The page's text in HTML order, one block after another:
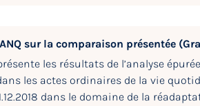
sur la comparaison présentée
les résultats de l’analyse
les actes ordinaires de la vie
dans le domaine de la